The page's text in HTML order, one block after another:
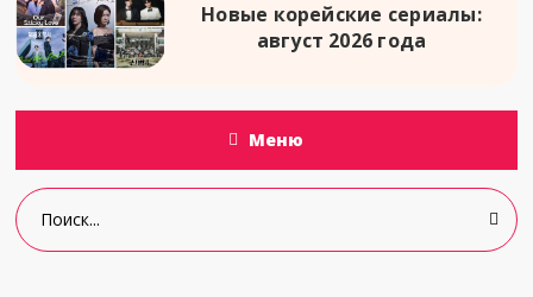
Новые корейские сериалы:
август 2026 года
Меню